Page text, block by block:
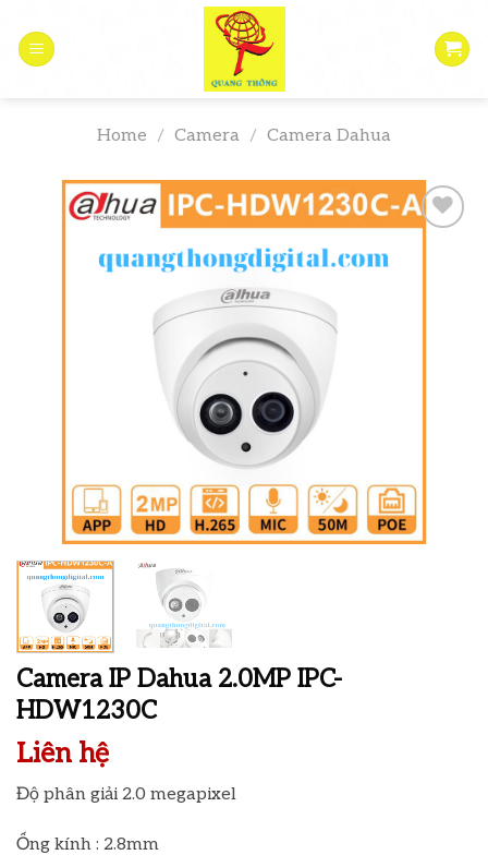
content
Home / Camera / Camera Dahua
Camera IP Dahua 2.0MP IPC-
HDW1230C
Liên hệ
Độ phân giải 2.0 megapixel
Ống kính : 2.8mm